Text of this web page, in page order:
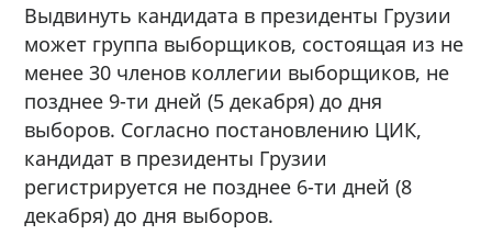
Выдвинуть кандидата в президенты Грузии
может группа выборщиков, состоящая из не
менее 30 членов коллегии выборщиков, не
позднее 9-ти дней (5 декабря) до дня
выборов. Согласно постановлению ЦИК,
кандидат в президенты Грузии
регистрируется не позднее 6-ти дней (8
декабря) до дня выборов.